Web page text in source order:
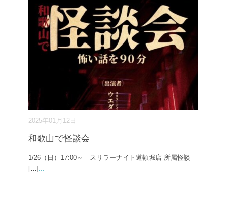
2025年01月12日
和歌山で怪談会
1/26（日）17:00～ スリラーナイト道頓堀店 所属怪談
[…] ...